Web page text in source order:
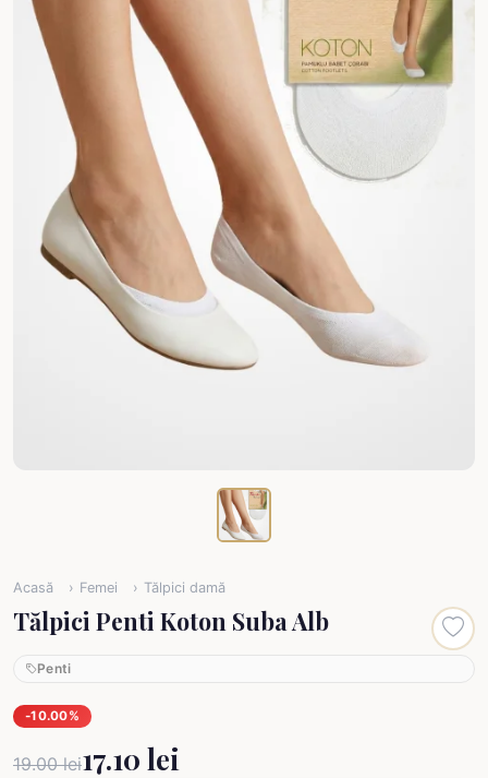
Acasă Femei Tălpici damă
Tălpici Penti Koton Suba Alb
Penti
-10.00%
19.00 lei17.10 lei